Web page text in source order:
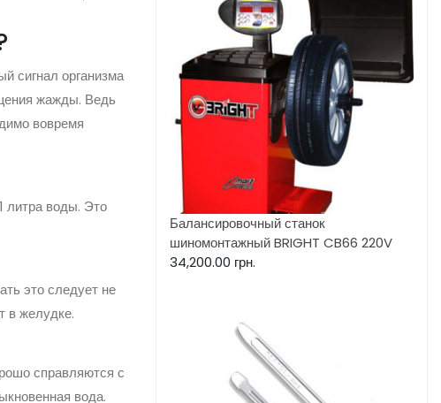
сигнал организма
жажды. Ведь
вовремя
литра воды. Это
это следует не
в желудке.
справляются с
вода.
Балансировочный станок
шиномонтажный BRIGHT CB66 220V
34,200.00 грн.